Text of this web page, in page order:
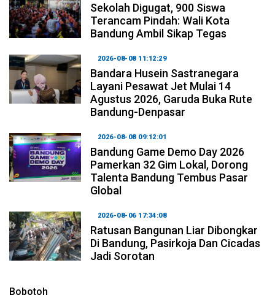
Sekolah Digugat, 900 Siswa
Terancam Pindah: Wali Kota
Bandung Ambil Sikap Tegas
2026-08-08 11:12:29
Bandara Husein Sastranegara
Layani Pesawat Jet Mulai 14
Agustus 2026, Garuda Buka Rute
Bandung-Denpasar
2026-08-08 09:12:01
Bandung Game Demo Day 2026
Pamerkan 32 Gim Lokal, Dorong
Talenta Bandung Tembus Pasar
Global
2026-08-06 17:34:08
Ratusan Bangunan Liar Dibongkar
Di Bandung, Pasirkoja Dan Cicadas
Jadi Sorotan
Bobotoh